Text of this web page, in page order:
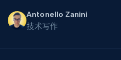
Antonello Zanini
技术写作